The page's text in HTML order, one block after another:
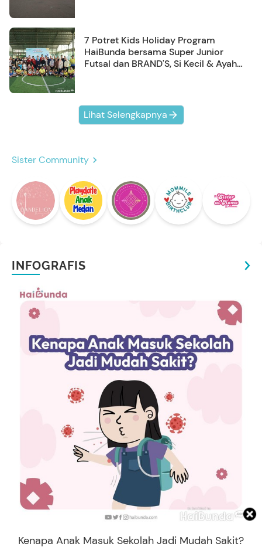
7 Potret Kids Holiday Program
HaiBunda bersama Super Junior
Futsal dan BRAND'S, Si Kecil & Ayah
Lihat Selengkapnya
Sister Community
INFOGRAFIS
Kenapa Anak Masuk Sekolah Jadi Mudah Sakit?